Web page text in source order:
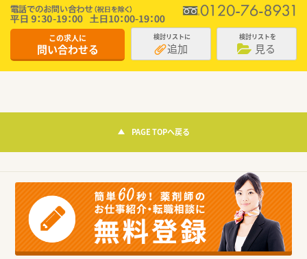
この求人に
問い合わせる
検討リストに
追加
検討リストを
見る
PAGE TOPへ戻る